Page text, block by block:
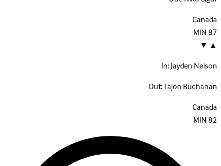
Canada
87
MIN
▲
▼
In:Jayden Nelson
Out:Tajon Buchanan
Canada
82
MIN